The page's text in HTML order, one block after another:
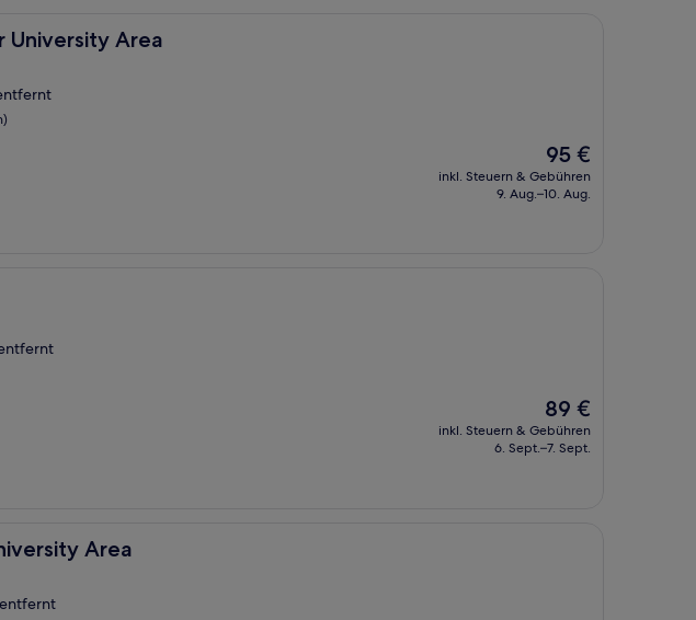
University Area
Area
Der
Preis
beträgt
95 €
inkl. Steuern & Gebühren
9. Aug.–10. Aug.
Der
Preis
beträgt
89 €
inkl. Steuern & Gebühren
6. Sept.–7. Sept.
Area
Area